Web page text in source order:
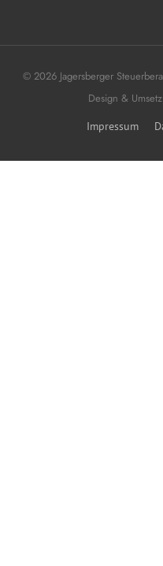
© 2026 Jagersberger
Design &
Impressum